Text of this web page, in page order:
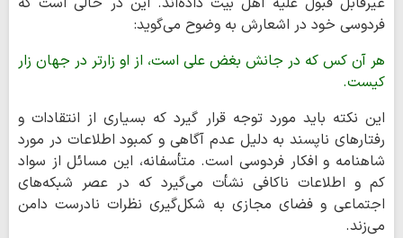
فردوسی خود در اشعارش به وضوح می‌گوید:
هر آن کس که در جانش بغض علی است، از او زارتر در جهان زار
کیست.
این نکته باید مورد توجه قرار گیرد که بسیاری از انتقادات و
رفتارهای ناپسند به دلیل عدم آگاهی و کمبود اطلاعات در مورد
شاهنامه و افکار فردوسی است. متأسفانه، این مسائل از سواد
کم و اطلاعات ناکافی نشأت می‌گیرد که در عصر شبکه‌های
اجتماعی و فضای مجازی به شکل‌گیری نظرات نادرست دامن
می‌زند.